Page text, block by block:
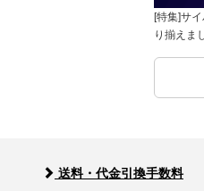
[特集]サ
り揃えま
送料・代金引換手数料